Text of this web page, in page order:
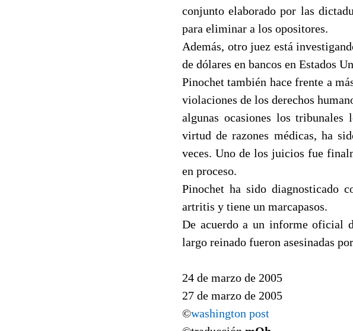
conjunto elaborado por las
para eliminar a los opositores.
Además, otro juez está
de dólares en bancos en Estados
Pinochet también hace frente a
violaciones de los derechos
algunas ocasiones los tribunales
virtud de razones médicas, ha
veces. Uno de los juicios fue
en proceso.
Pinochet ha sido diagnosticado
artritis y tiene un marcapasos.
De acuerdo a un informe oficial
largo reinado fueron asesinadas
24 de marzo de 2005
27 de marzo de 2005
©washington post